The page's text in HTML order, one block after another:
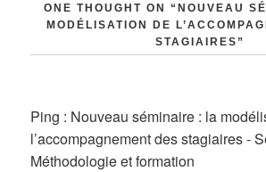
ONE THOUGHT ON “NOUVEAU
MODÉLISATION DE
STAGIAIRES”
Ping : Nouveau séminaire : la
l’accompagnement des stagiaires -
Méthodologie et formation